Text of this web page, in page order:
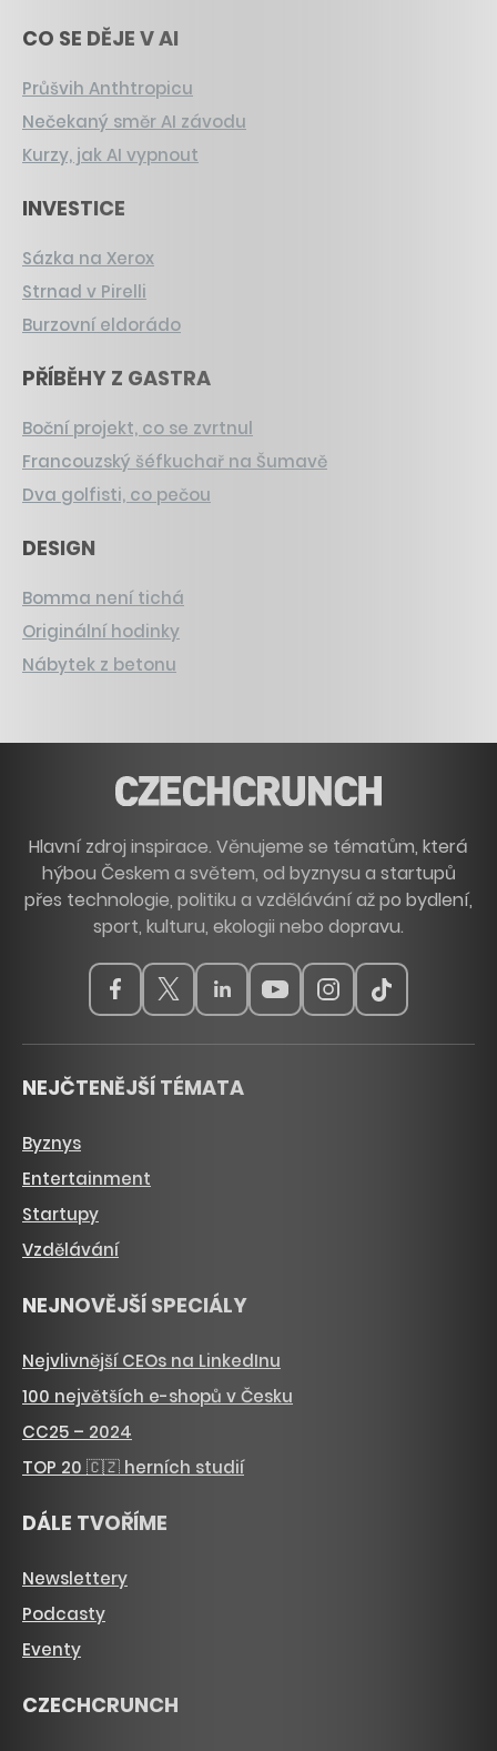
CO SE DĚJE V AI
Průšvih Anthtropicu
Nečekaný směr AI závodu
Kurzy, jak AI vypnout
INVESTICE
Sázka na Xerox
Strnad v Pirelli
Burzovní eldorádo
PŘÍBĚHY Z GASTRA
Boční projekt, co se zvrtnul
Francouzský šéfkuchař na Šumavě
Dva golfisti, co pečou
DESIGN
Bomma není tichá
Originální hodinky
Nábytek z betonu
Hlavní zdroj inspirace. Věnujeme se tématům, která
hýbou Českem a světem, od byznysu a startupů
přes technologie, politiku a vzdělávání až po bydlení,
sport, kulturu, ekologii nebo dopravu.
NEJČTENĚJŠÍ TÉMATA
Byznys
Entertainment
Startupy
Vzdělávání
NEJNOVĚJŠÍ SPECIÁLY
Nejvlivnější CEOs na LinkedInu
100 největších e-shopů v Česku
CC25 – 2024
TOP 20 🇨🇿 herních studií
DÁLE TVOŘÍME
Newslettery
Podcasty
Eventy
CZECHCRUNCH